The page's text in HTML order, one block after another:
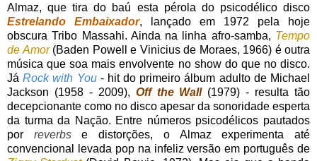
Almaz, que tira do baú esta pérola do psicodélico disco
Estrelando Embaixador, lançado em 1972 pela hoje
obscura Tribo Massahi. Ainda na linha afro-samba, Tempo
de Amor(Baden Powell e Vinicius de Moraes, 1966) é outra
música que soa mais envolvente no show do que no disco.
JáRock with You- hit do primeiro álbum adulto de Michael
Jackson (1958 - 2009), Off the Wall(1979) - resulta tão
decepcionante como no disco apesar da sonoridade esperta
da turma da Nação. Entre números psicodélicos pautados
por
reverbse distorções, o Almaz experimenta até
convencional levada pop na infeliz versão em português de